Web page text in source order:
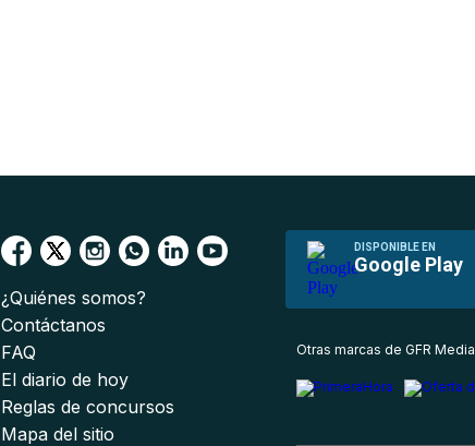
DISPONIBLE EN
Google Play
¿Quiénes somos?
Contáctanos
FAQ
El diario de hoy
Reglas de concursos
Mapa del sitio
Otras marcas de GFR Media